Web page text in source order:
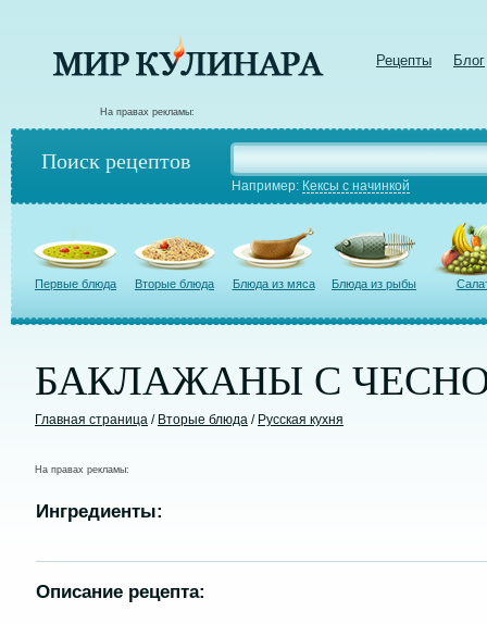
Рецепты Блог
На правах рекламы:
Поиск рецептов
Например: Кексы с начинкой
Первые блюда Вторые блюда Блюда из мяса Блюда из рыбы
БАКЛАЖАНЫ С
Главная страница / Вторые блюда / Русская кухня
На правах рекламы:
Ингредиенты:
Описание рецепта: